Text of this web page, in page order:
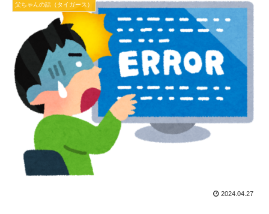
父ちゃんの話（タイガース）
2024.04.27